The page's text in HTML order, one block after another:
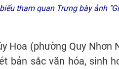
tham quan Trưng bày ảnh
Hoa (phường Quy
bản sắc văn hóa, sinh